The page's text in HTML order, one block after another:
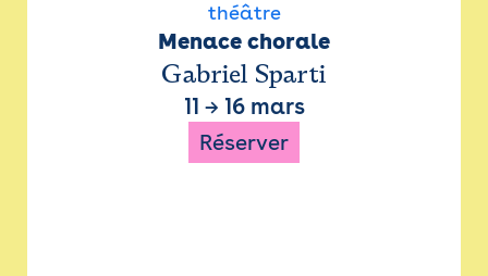
théâtre
Menace chorale
Gabriel Sparti
11 → 16 mars
Réserver